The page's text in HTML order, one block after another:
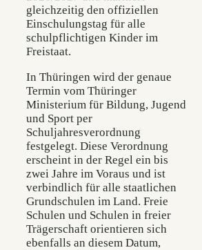
gleichzeitig den offiziellen
Einschulungstag für alle
schulpflichtigen Kinder im
Freistaat.
In Thüringen wird der genaue
Termin vom Thüringer
Ministerium für Bildung, Jugend
und Sport per
Schuljahresverordnung
festgelegt. Diese Verordnung
erscheint in der Regel ein bis
zwei Jahre im Voraus und ist
verbindlich für alle staatlichen
Grundschulen im Land. Freie
Schulen und Schulen in freier
Trägerschaft orientieren sich
ebenfalls an diesem Datum,